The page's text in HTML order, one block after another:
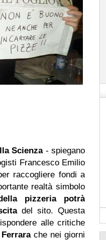
Scienza- spiegano
Francesco Emilio
raccogliere fondi a
realtà simbolo
pizzeria potrà
del sito. Questa
alle critiche
che nei giorni